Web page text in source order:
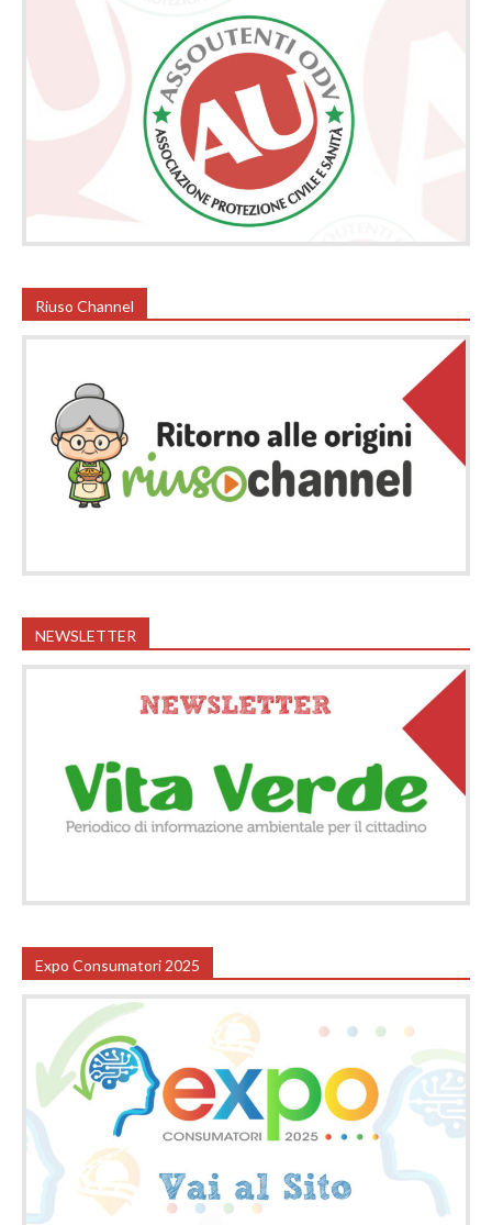
Riuso Channel
NEWSLETTER
Expo Consumatori 2025